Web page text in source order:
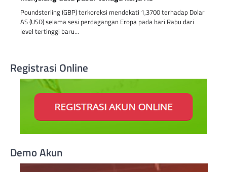
Poundsterling (GBP) terkoreksi mendekati 1,3700 terhadap Dolar
AS (USD) selama sesi perdagangan Eropa pada hari Rabu dari
level tertinggi baru…
Registrasi Online
Demo Akun